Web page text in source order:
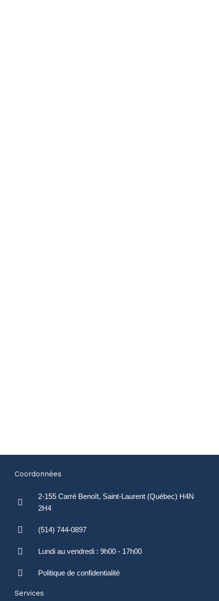
Coordonnées
2-155 Carré Benoît, Saint-Laurent (Québec) H4N
2H4
(514) 744-0897
Lundi au vendredi : 9h00 - 17h00
Politique de confidentialité
Services